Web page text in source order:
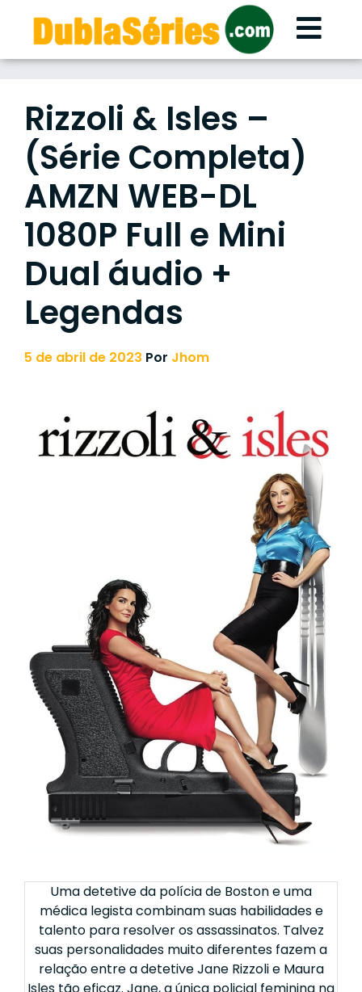
content
Rizzoli & Isles –
(Série Completa)
AMZN WEB-DL
1080P Full e Mini
Dual áudio +
Legendas
5 de abril de 2023 Por Jhom
Uma detetive da polícia de Boston e uma
médica legista combinam suas habilidades e
talento para resolver os assassinatos. Talvez
suas personalidades muito diferentes fazem a
relação entre a detetive Jane Rizzoli e Maura
Isles tão eficaz. Jane, a única policial feminina na